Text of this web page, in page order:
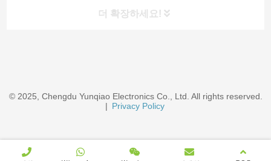
더 확장하세요!
© 2025, Chengdu Yunqiao Electronics Co., Ltd. All rights reserved.
| Privacy Policy